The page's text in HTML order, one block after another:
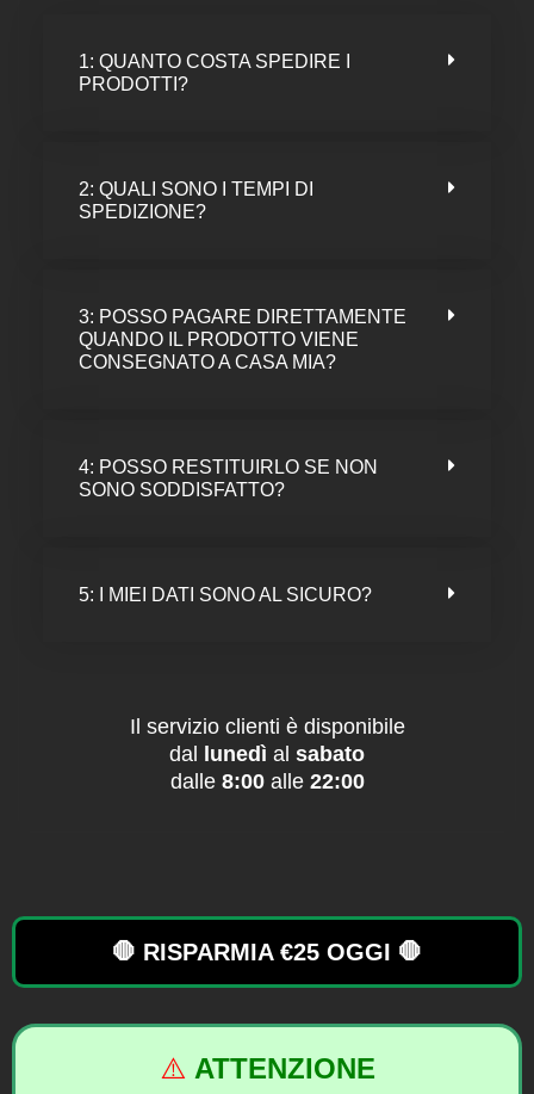
1: QUANTO COSTA SPEDIRE I
PRODOTTI?
2: QUALI SONO I TEMPI DI
SPEDIZIONE?
3: POSSO PAGARE DIRETTAMENTE
QUANDO IL PRODOTTO VIENE
CONSEGNATO A CASA MIA?
4: POSSO RESTITUIRLO SE NON
SONO SODDISFATTO?
5: I MIEI DATI SONO AL SICURO?
Il servizio clienti è disponibile
dal lunedì al sabato
dalle 8:00alle 22:00
🛑 RISPARMIA €25 OGGI 🛑
⚠️ ATTENZIONE